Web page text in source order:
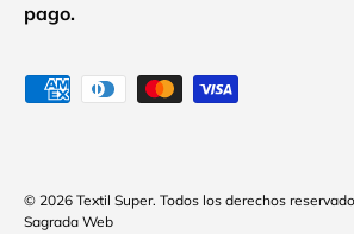
pago.
Formas de pago aceptadas
© 2026 Textil Super. Todos los derechos
Sagrada Web